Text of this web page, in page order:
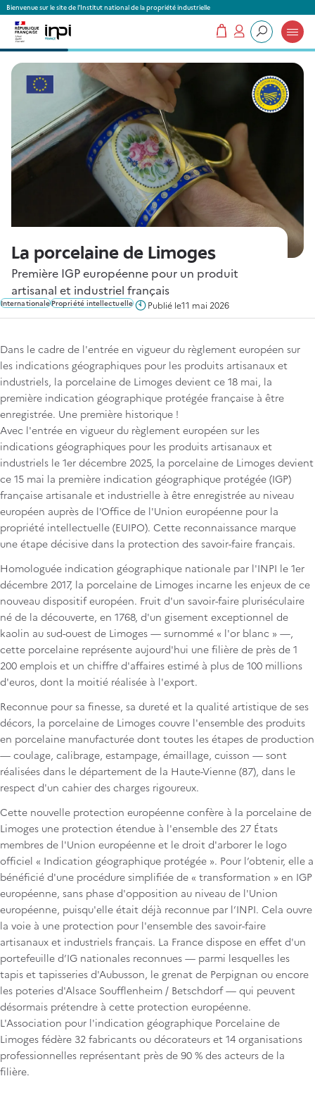
Bienvenue sur le site de l'Institut national de la propriété industrielle
Que recherchez-vous ?
Mon compte
Mon panier
La porcelaine de Limoges
Première IGP européenne pour un produit
artisanal et industriel français
InternationalePropriété intellectuelle Publié le11 mai 2026
Dans le cadre de l'entrée en vigueur du règlement européen sur
les indications géographiques pour les produits artisanaux et
industriels, la porcelaine de Limoges devient ce 18 mai, la
première indication géographique protégée française à être
enregistrée. Une première historique !
Avec l'entrée en vigueur du règlement européen sur les
indications géographiques pour les produits artisanaux et
industriels le 1er décembre 2025, la porcelaine de Limoges devient
ce 15 mai la première indication géographique protégée (IGP)
française artisanale et industrielle à être enregistrée au niveau
européen auprès de l'Office de l'Union européenne pour la
propriété intellectuelle (EUIPO). Cette reconnaissance marque
une étape décisive dans la protection des savoir-faire français.
Homologuée indication géographique nationale par l'INPI le 1er
décembre 2017, la porcelaine de Limoges incarne les enjeux de ce
nouveau dispositif européen. Fruit d'un savoir-faire pluriséculaire
né de la découverte, en 1768, d'un gisement exceptionnel de
kaolin au sud-ouest de Limoges — surnommé « l'or blanc » —,
cette porcelaine représente aujourd'hui une filière de près de 1
200 emplois et un chiffre d'affaires estimé à plus de 100 millions
d'euros, dont la moitié réalisée à l'export.
Reconnue pour sa finesse, sa dureté et la qualité artistique de ses
décors, la porcelaine de Limoges couvre l'ensemble des produits
en porcelaine manufacturée dont toutes les étapes de production
— coulage, calibrage, estampage, émaillage, cuisson — sont
réalisées dans le département de la Haute-Vienne (87), dans le
respect d'un cahier des charges rigoureux.
Cette nouvelle protection européenne confère à la porcelaine de
Limoges une protection étendue à l'ensemble des 27 États
membres de l'Union européenne et le droit d'arborer le logo
officiel « Indication géographique protégée ». Pour l’obtenir, elle a
bénéficié d'une procédure simplifiée de « transformation » en IGP
européenne, sans phase d'opposition au niveau de l'Union
européenne, puisqu'elle était déjà reconnue par l’INPI. Cela ouvre
la voie à une protection pour l'ensemble des savoir-faire
artisanaux et industriels français. La France dispose en effet d'un
portefeuille d’IG nationales reconnues — parmi lesquelles les
tapis et tapisseries d'Aubusson, le grenat de Perpignan ou encore
les poteries d'Alsace Soufflenheim / Betschdorf — qui peuvent
désormais prétendre à cette protection européenne.
L'Association pour l'indication géographique Porcelaine de
Limoges fédère 32 fabricants ou décorateurs et 14 organisations
professionnelles représentant près de 90 % des acteurs de la
filière.
Panneau de gestion des cookies